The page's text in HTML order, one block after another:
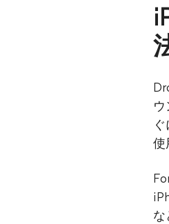
使
な